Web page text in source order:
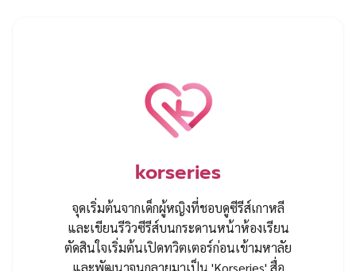
korseries
จุดเริ่มต้นจากเด็กผู้หญิงที่ชอบดูซีรีส์เกาหลี
และเขียนรีวิวซีรีส์บนกระดานหน้าห้องเรียน
ตัดสินใจเริ่มต้นเปิดทวิตเตอร์ก่อนเข้ามหาลัย
และพัฒนาจนกลายมาเป็น 'Korseries' สื่อ